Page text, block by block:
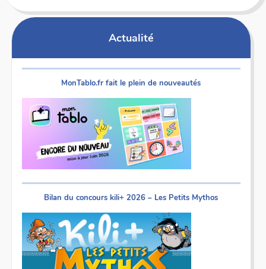
Actualité
MonTablo.fr fait le plein de nouveautés
Bilan du concours kili+ 2026 – Les Petits Mythos